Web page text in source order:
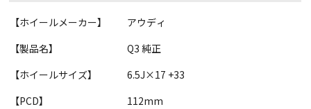
【ホイールメーカー】
アウディ
【製品名】
Q3 純正
【ホイールサイズ】
6.5J×17 +33
【PCD】
112mm